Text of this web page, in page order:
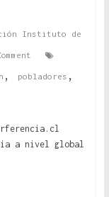
Instituto de
, pobladores ,
a nivel global